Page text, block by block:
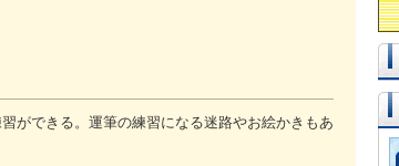
ができる。運筆の練習になる迷路やお絵かきもあ